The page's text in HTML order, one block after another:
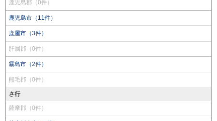
鹿児島郡（0件）
鹿児島市（11件）
鹿屋市（3件）
肝属郡（0件）
霧島市（2件）
熊毛郡（0件）
さ行
薩摩郡（0件）